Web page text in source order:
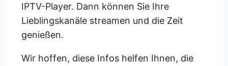
IPTV-Player. Dann können Sie Ihre
Lieblingskanäle streamen und die Zeit
genießen.
Wir hoffen, diese Infos helfen Ihnen, die